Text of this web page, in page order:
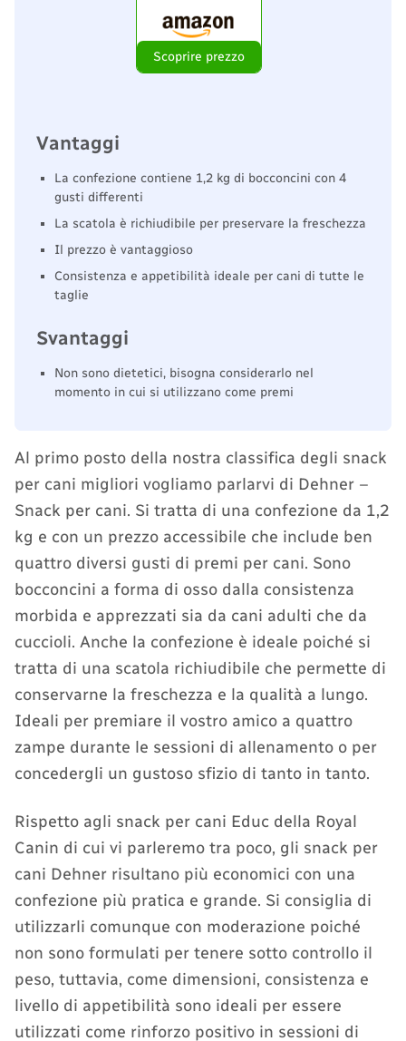
Scoprire prezzo
Vantaggi
La confezione contiene 1,2 kg di bocconcini con 4
gusti differenti
La scatola è richiudibile per preservare la freschezza
Il prezzo è vantaggioso
Consistenza e appetibilità ideale per cani di tutte le
taglie
Svantaggi
Non sono dietetici, bisogna considerarlo nel
momento in cui si utilizzano come premi
Al primo posto della nostra classifica degli snack
per cani migliori vogliamo parlarvi di Dehner –
Snack per cani. Si tratta di una confezione da 1,2
kg e con un prezzo accessibile che include ben
quattro diversi gusti di premi per cani. Sono
bocconcini a forma di osso dalla consistenza
morbida e apprezzati sia da cani adulti che da
cuccioli. Anche la confezione è ideale poiché si
tratta di una scatola richiudibile che permette di
conservarne la freschezza e la qualità a lungo.
Ideali per premiare il vostro amico a quattro
zampe durante le sessioni di allenamento o per
concedergli un gustoso sfizio di tanto in tanto.
Rispetto agli snack per cani Educ della Royal
Canin di cui vi parleremo tra poco, gli snack per
cani Dehner risultano più economici con una
confezione più pratica e grande. Si consiglia di
utilizzarli comunque con moderazione poiché
non sono formulati per tenere sotto controllo il
peso, tuttavia, come dimensioni, consistenza e
livello di appetibilità sono ideali per essere
utilizzati come rinforzo positivo in sessioni di